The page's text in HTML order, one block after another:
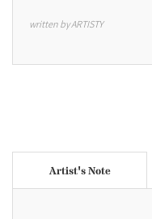
written by ARTISTY
Artist's Note